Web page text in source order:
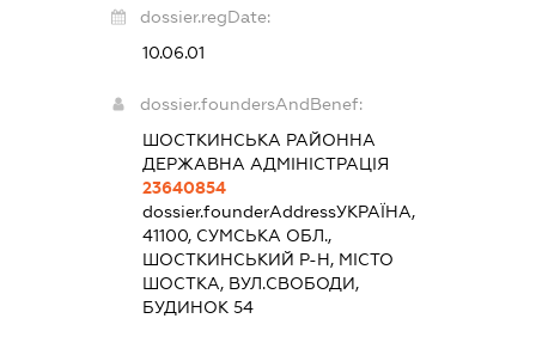
dossier.regDate:
10.06.01
dossier.foundersAndBenef:
ШОСТКИНСЬКА РАЙОННА
ДЕРЖАВНА АДМІНІСТРАЦІЯ
23640854
dossier.founderAddressУКРАЇНА,
41100, СУМСЬКА ОБЛ.,
ШОСТКИНСЬКИЙ Р-Н, МІСТО
ШОСТКА, ВУЛ.СВОБОДИ,
БУДИНОК 54